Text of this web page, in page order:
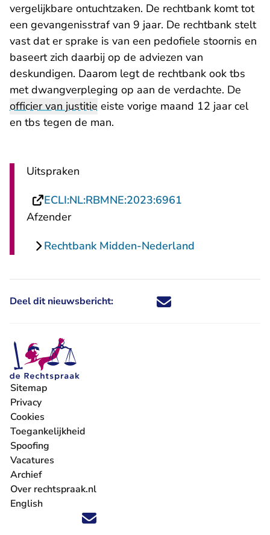
vergelijkbare ontuchtzaken. De rechtbank komt tot
een gevangenisstraf van 9 jaar. De rechtbank stelt
vast dat er sprake is van een pedofiele stoornis en
baseert zich daarbij op de adviezen van
deskundigen. Daarom legt de rechtbank ook tbs
met dwangverpleging op aan de verdachte. De
officier van justitie eiste vorige maand 12 jaar cel
en tbs tegen de man.
Uitspraken
ECLI:NL:RBMNE:2023:6961
Afzender
Rechtbank Midden-Nederland
Deel dit nieuwsbericht: Deel dit nieuwsbericht via X -
Deel dit nieuwsbericht via
Deel dit nieuwsbericht
Deel dit
Volg ons op X (Twitter) - U verlaat Rechtspraak.nl
Volg ons op Facebook - U verlaat Rechtspraak.nl
Volg ons op Instagram - U verlaat Rechtspraak.nl
Volg ons op Youtube - U verlaat Rechtspraak.nl
Volg ons op LinkedIn - U verlaat
'Blijf op de hoogte' nieuwsbrief - U verlaat
Sitemap
Privacy
Cookies
Toegankelijkheid
Spoofing
Vacatures
- U verlaat Rechtspraak.nl
Archief
Over rechtspraak.nl
English